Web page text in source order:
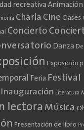
recreativa
Charla Cine Clases
Concierto
Danza
Exposición
Feria Festival
Inauguración Literatura
lectora Música
Presentación de libro